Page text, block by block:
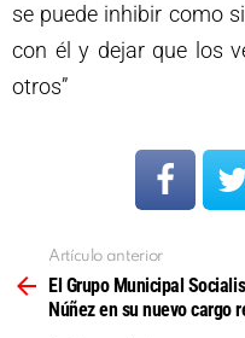
se puede inhibir como
con él y dejar que los
otros”
más
Artículo anterior
El Grupo Municipal
Núñez en su nuevo cargo